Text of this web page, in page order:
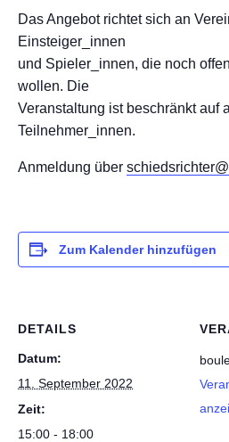
Das Angebot richtet sich an
Einsteiger_innen
und Spieler_innen, die noch
wollen. Die
Veranstaltung ist beschränkt auf
Teilnehmer_innen.
Anmeldung über
Zum Kalender hinzufügen
DETAILS
Datum:
11. September 2022
Zeit:
15:00 - 18:00